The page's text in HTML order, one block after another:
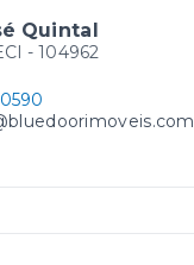
Quintal
- 104962